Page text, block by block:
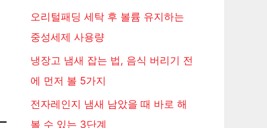
오리털패딩 세탁 후 볼륨 유지하는
중성세제 사용량
냉장고 냄새 잡는 법, 음식 버리기 전
에 먼저 볼 5가지
전자레인지 냄새 남았을 때 바로 해
볼 수 있는 3단계